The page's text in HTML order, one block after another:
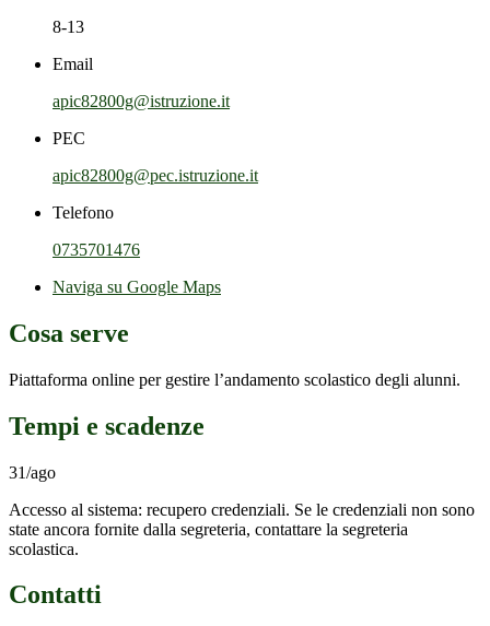
8-13
Email
apic82800g@istruzione.it
PEC
apic82800g@pec.istruzione.it
Telefono
0735701476
Naviga su Google Maps
Cosa serve
Piattaforma online per gestire l’andamento scolastico degli alunni.
Tempi e scadenze
31/ago
Accesso al sistema: recupero credenziali. Se le credenziali non sono
state ancora fornite dalla segreteria, contattare la segreteria
scolastica.
Contatti